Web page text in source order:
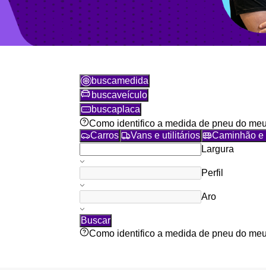
buscamedida
buscaveículo
buscaplaca
Como identifico a medida de pneu do
Carros
Vans e utilitários
Caminhão
Largura
Perfil
Aro
Buscar
Como identifico a medida de pneu do